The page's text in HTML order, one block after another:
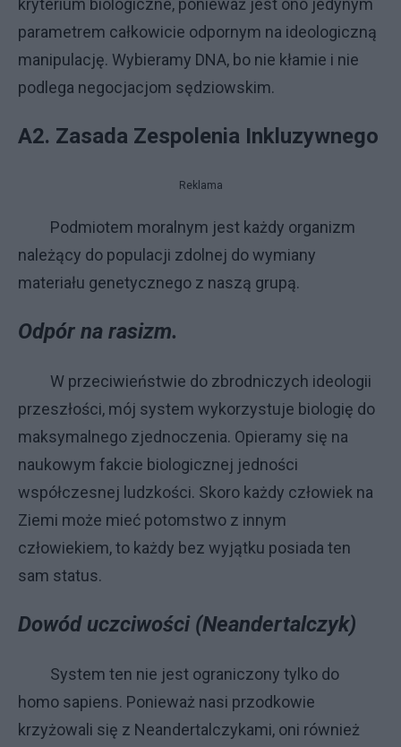
kryterium biologiczne, ponieważ jest ono jedynym
parametrem całkowicie odpornym na ideologiczną
manipulację. Wybieramy DNA, bo nie kłamie i nie
podlega negocjacjom sędziowskim.
A2. Zasada Zespolenia Inkluzywnego
Reklama
Podmiotem moralnym jest każdy organizm
należący do populacji zdolnej do wymiany
materiału genetycznego z naszą grupą.
Odpór na rasizm.
W przeciwieństwie do zbrodniczych ideologii
przeszłości, mój system wykorzystuje biologię do
maksymalnego zjednoczenia. Opieramy się na
naukowym fakcie biologicznej jedności
współczesnej ludzkości. Skoro każdy człowiek na
Ziemi może mieć potomstwo z innym
człowiekiem, to każdy bez wyjątku posiada ten
sam status.
Dowód uczciwości (Neandertalczyk)
System ten nie jest ograniczony tylko do
homo sapiens. Ponieważ nasi przodkowie
krzyżowali się z Neandertalczykami, oni również